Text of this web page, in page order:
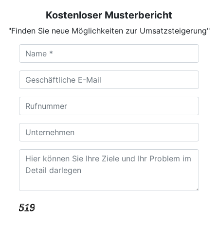
Kostenloser Musterbericht
"Finden Sie neue Möglichkeiten zur Umsatzsteigerung"